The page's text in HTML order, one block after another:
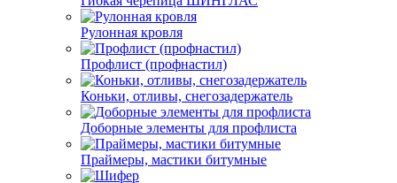
Рулонная кровля
Профлист (профнастил)
Коньки, отливы, снегозадержатель
Доборные элементы для профлиста
Праймеры, мастики битумные